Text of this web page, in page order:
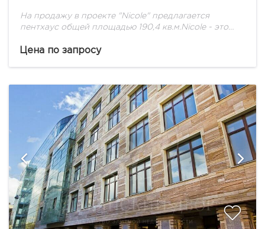
На продажу в проекте "Nicole" предлагается
пентхаус общей площадью 190,4 кв.м.Nicole - это
и коммерческие точки притяжения внутри
Цена по запросу